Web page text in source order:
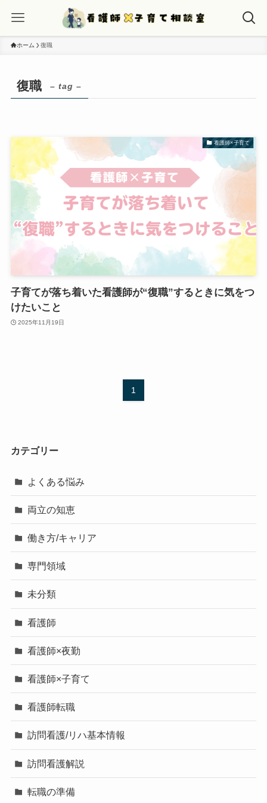
ホーム 復職
復職 – tag –
看護師×子育て
子育てが落ち着いた看護師が“復職”するときに気をつ
けたいこと
2025年11月19日
1
カテゴリー
よくある悩み
両立の知恵
働き方/キャリア
専門領域
未分類
看護師
看護師×夜勤
看護師×子育て
看護師転職
訪問看護/リハ基本情報
訪問看護解説
転職の準備